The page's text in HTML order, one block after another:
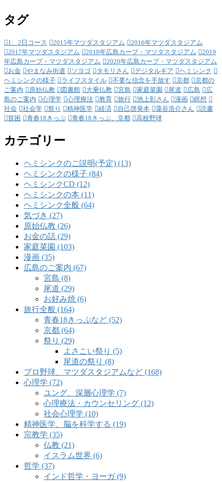
タグ
1、2日コース 2015年マツダスタジアム
2016年マツダスタジアム
2017年マツダスタジアム
2018年広島カープ・マツダスタジアム
2019
年広島カープ・マツダスタジアム
2020年広島カープ・マツダスタジアム
お金
やまなみ街道 ソヨゴ タモリさん デジタルギア
ヘミシンク
ヘミシンクの様子
ライフスタイル 不要な信念を手放す 京都
京都の
ご案内
原始仏教 図書館 大乗仏教 宮島 家庭菜園 尾道 広島
広
島のご案内
心理学 心理療法 教育 旅行 池上彰さん 漫画
瞑想
社会
社会学 祭り 精神医学 経済 自己啓発本 藻谷浩介さん
読書
貧困
青春18きっぷ 青春18きっぷ、京都 高校野球
カテゴリー
ヘミシンクのご説明(予定) (13)
ヘミシンクの様子 (84)
ヘミシンクCD (12)
ヘミシンクの本 (11)
ヘミシンク全般 (64)
気づき (27)
原始仏教 (26)
お金の話 (29)
家庭菜園 (103)
漫画 (35)
広島のご案内 (67)
宮島 (8)
尾道 (29)
お好み焼 (6)
旅行全般 (164)
青春18きっぷなど (52)
京都 (64)
祭り (29)
よさこい祭り (5)
尾道の祭り (8)
プロ野球、マツダスタジアムなど (168)
心理学 (72)
ユング、深層心理学 (7)
心理療法・カウンセリング (12)
社会心理学 (10)
精神医学、脳を科学する (19)
宗教学 (35)
仏教 (21)
イスラム世界 (6)
哲学 (37)
インド哲学・ヨーガ (9)